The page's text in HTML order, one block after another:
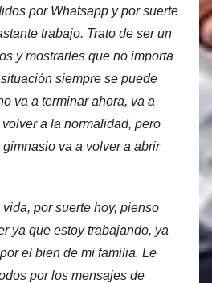
por Whatsapp y por suerte
trabajo. Trato de ser un
y mostrarles que no importa
siempre se puede
va a terminar ahora, va a
a la normalidad, pero
va a volver a abrir
por suerte hoy, pienso
ya que estoy trabajando, ya
el bien de mi familia. Le
por los mensajes de